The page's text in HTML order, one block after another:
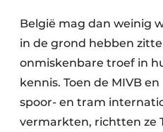
België mag dan weinig
in de grond hebben
onmiskenbare troef in
kennis. Toen de MIVB
spoor- en tram
vermarkten, richtten ze